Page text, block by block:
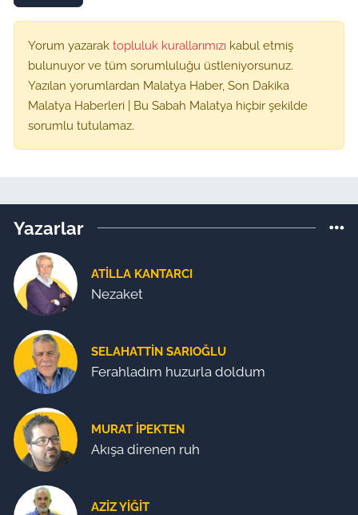
Yorum yazarak topluluk kurallarımızı kabul etmiş
bulunuyor ve tüm sorumluluğu üstleniyorsunuz.
Yazılan yorumlardan Malatya Haber, Son Dakika
Malatya Haberleri | Bu Sabah Malatya hiçbir şekilde
sorumlu tutulamaz.
Yazarlar
ATILLA KANTARCI
Nezaket
SELAHATTIN SARIOĞLU
Ferahladım huzurla doldum
MURAT İPEKTEN
Akışa direnen ruh
AZIZ YIĞIT